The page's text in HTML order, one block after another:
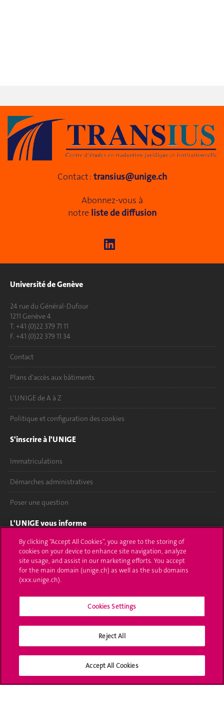
Contact : transius@unige.ch
Abonnez-vous à
notre liste de diffusion
Université de Genève
24 rue du Général-Dufour
1211 Genève 4
T. +41 (0)22 379 71 11
F. +41 (0)22 379 11 34
Contact
Plans d'accès aux bâtiments
L'UNIGE de A à Z
Politique et configuration des cookies
S'inscrire à l'UNIGE
Immatriculations
Démarches administratives
Poser une question
L'UNIGE vous informe
UNIGE Mobile
Médias
Offres d'emploi
Calendrier académique
Médias sociaux UNIGE
By clicking “Accept All Cookies”, you agree to the storing of
cookies on your device to enhance site navigation, analyze
site usage, and assist in our marketing efforts. You accept
for the main domain (unige.ch) as well as the sub domains
(xxx.unige.ch).
Cookies Settings
Reject All
Accept All Cookies